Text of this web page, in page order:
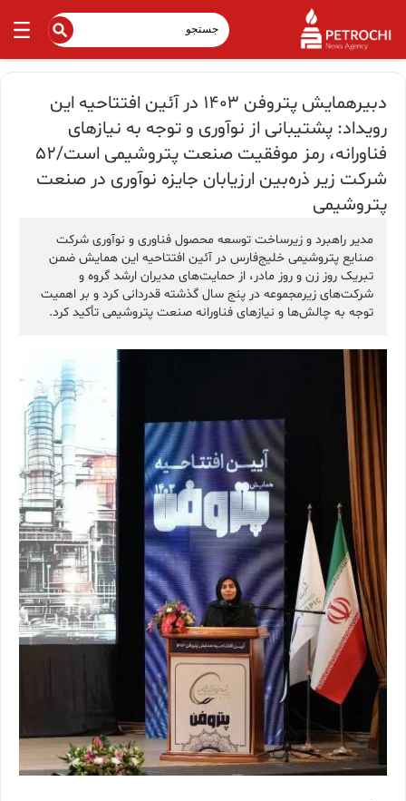
دبیرهمایش پتروفن ۱۴۰۳ در آئین افتتاحیه این
رویداد: پشتیبانی از نوآوری و توجه به نیازهای
فناورانه، رمز موفقیت صنعت پتروشیمی است/۵۲
شرکت زیر ذره‌بین ارزیابان جایزه نوآوری در صنعت
پتروشیمی
مدیر راهبرد و زیرساخت توسعه محصول فناوری و نوآوری شرکت
صنایع پتروشیمی خلیج‌فارس در آئین افتتاحیه این همایش ضمن
تبریک روز زن و روز مادر، از حمایت‌های مدیران ارشد گروه و
شرکت‌های زیرمجموعه در پنج سال گذشته قدردانی کرد و بر اهمیت
توجه به چالش‌ها و نیازهای فناورانه صنعت پتروشیمی تأکید کرد.